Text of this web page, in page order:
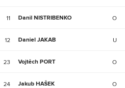
11 Danil NISTRIBENKO O
12 Daniel JAKAB U
23 Vojtěch PORT O
24 Jakub HAŠEK O